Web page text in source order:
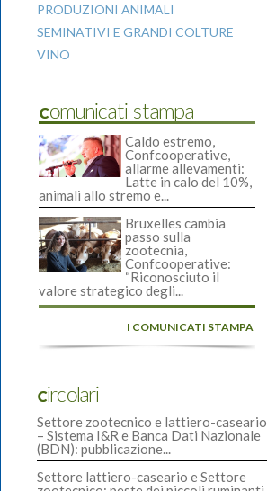
PRODUZIONI ANIMALI
SEMINATIVI E GRANDI COLTURE
VINO
Comunicati stampa
Caldo estremo,
Confcooperative,
allarme allevamenti:
Latte in calo del 10%,
animali allo stremo e...
Bruxelles cambia
passo sulla
zootecnia,
Confcooperative:
“Riconosciuto il
valore strategico degli...
I COMUNICATI STAMPA
Circolari
Settore zootecnico e lattiero-caseario
– Sistema I&R e Banca Dati Nazionale
(BDN): pubblicazione...
Settore lattiero-caseario e Settore